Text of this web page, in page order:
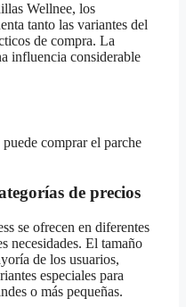
Wellnee, los
tanto las variantes del
de compra. La
influencia considerable
comprar el parche
de precios
se ofrecen en diferentes
necesidades. El tamaño
de los usuarios,
especiales para
o más pequeñas.